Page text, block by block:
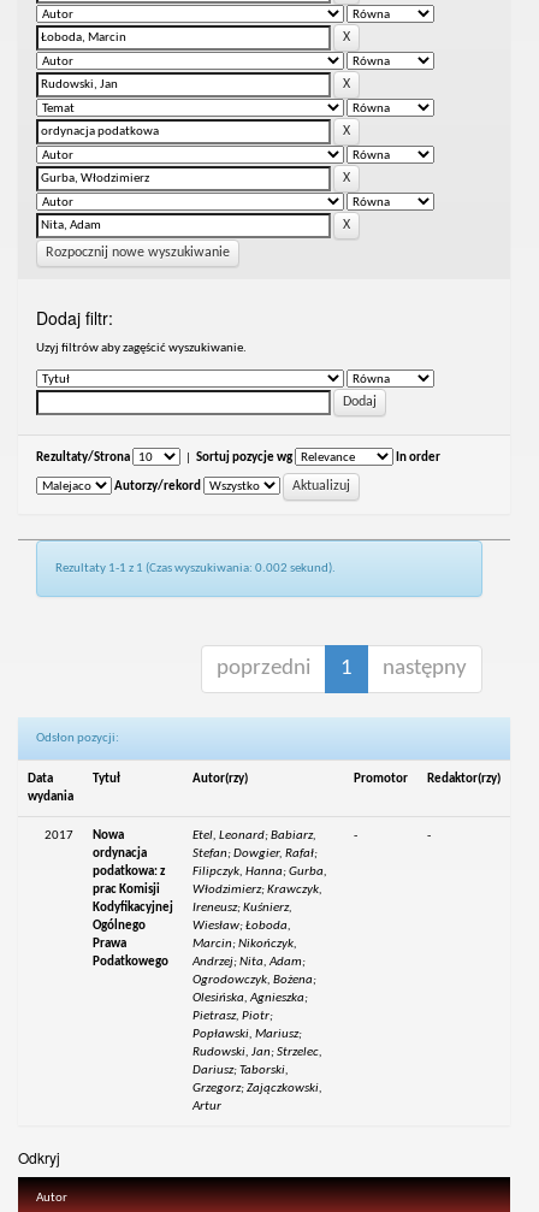
Rozpocznij nowe wyszukiwanie
Dodaj filtr:
Uzyj filtrów aby zagęścić wyszukiwanie.
Rezultaty/Strona Sortuj pozycje wg In order
Autorzy/rekord
Rezultaty 1-1 z 1 (Czas wyszukiwania: 0.002 sekund).
poprzedni 1 następny
Odsłon pozycji:
Data
wydania
Tytuł Autor(rzy) Promotor Redaktor(rzy)
2017
Nowa
ordynacja
podatkowa: z
prac Komisji
Kodyfikacyjnej
Ogólnego
Prawa
Podatkowego
Etel, Leonard; Babiarz,
Stefan; Dowgier, Rafał;
Filipczyk, Hanna; Gurba,
Włodzimierz; Krawczyk,
Ireneusz; Kuśnierz,
Wiesław; Łoboda,
Marcin; Nikończyk,
Andrzej; Nita, Adam;
Ogrodowczyk, Bożena;
Olesińska, Agnieszka;
Pietrasz, Piotr;
Popławski, Mariusz;
Rudowski, Jan; Strzelec,
Dariusz; Taborski,
Grzegorz; Zajączkowski,
Artur
- -
Odkryj
Autor